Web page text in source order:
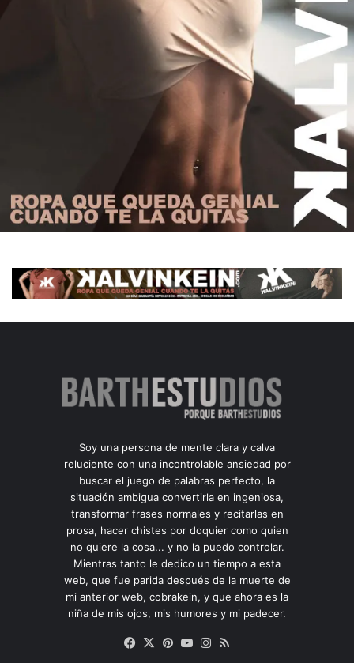
Soy una persona de mente clara y calva
reluciente con una incontrolable ansiedad por
buscar el juego de palabras perfecto, la
situación ambigua convertirla en ingeniosa,
transformar frases normales y recitarlas en
prosa, hacer chistes por doquier como quien
no quiere la cosa... y no la puedo controlar.
Mientras tanto le dedico un tiempo a esta
web, que fue parida después de la muerte de
mi anterior web, cobrakein, y que ahora es la
niña de mis ojos, mis humores y mi padecer.
Facebook
X Pinterest
YouTubeInstagram